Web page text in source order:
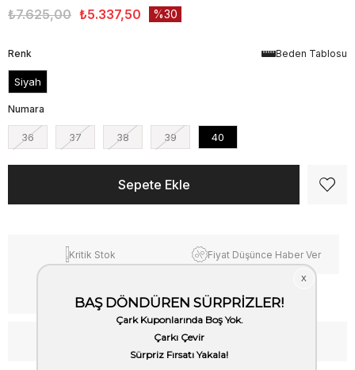
₺7.625,00 ₺5.337,50 30
Beden Tablosu
Renk
Siyah
Numara
36 37 38 39 40
Kritik Stok Fiyat Düşünce Haber Ver
Kargo Bedava
WhatsApp’tan Bilgi Al